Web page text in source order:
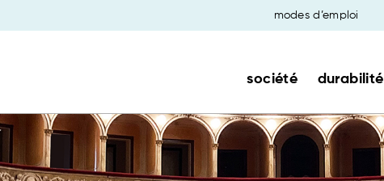
modes d’emploi
société durabilité